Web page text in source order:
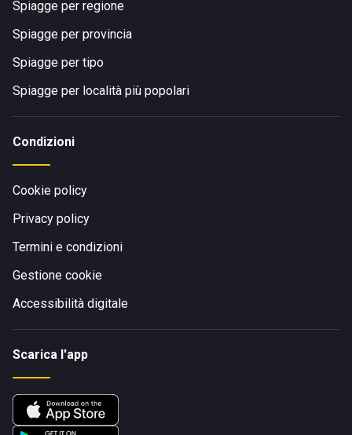
Spiagge per regione
Spiagge per provincia
Spiagge per tipo
Spiagge per località più popolari
Condizioni
Cookie policy
Privacy policy
Termini e condizioni
Gestione cookie
Accessibilità digitale
Scarica l'app